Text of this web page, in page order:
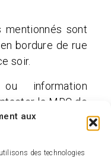
aux
des technologies
sont
bordure de rue
soir.
information
la MRC de
1 844 722-INFO
sur les articles
les directives